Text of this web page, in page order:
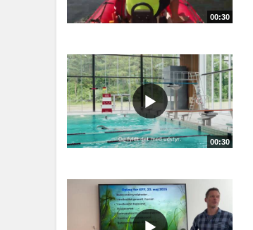
00:30
00:30